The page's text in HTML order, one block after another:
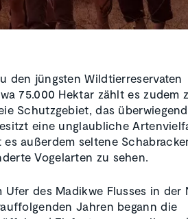
den jüngsten Wildtierreservaten
75.000 Hektar zählt es zudem
Schutzgebiet, das
eine unglaubliche
außerdem seltene
Vogelarten zu sehen.
Ufer des Madikwe Flusses in der
Jahren begann die